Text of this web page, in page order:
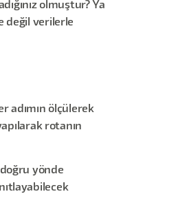
olmuştur? Ya
değil verilerle
adımın ölçülerek
rotanın
doğru yönde